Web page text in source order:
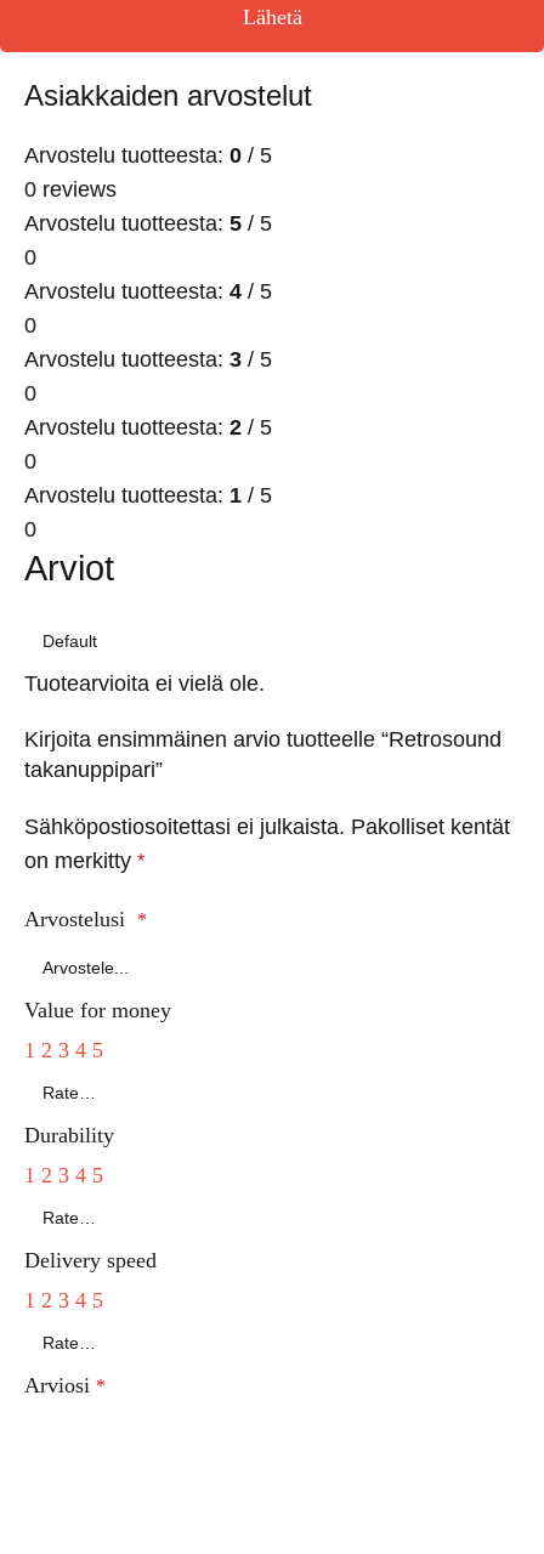
Lähetä
Asiakkaiden arvostelut
Arvostelu tuotteesta: 0 / 5
0 reviews
Arvostelu tuotteesta: 5 / 5
0
Arvostelu tuotteesta: 4 / 5
0
Arvostelu tuotteesta: 3 / 5
0
Arvostelu tuotteesta: 2 / 5
0
Arvostelu tuotteesta: 1 / 5
0
Arviot
Tuotearvioita ei vielä ole.
Kirjoita ensimmäinen arvio tuotteelle “Retrosound
takanuppipari”
Sähköpostiosoitettasi ei julkaista. Pakolliset kentät
on merkitty *
Arvostelusi *
Value for money
1 2 3 4 5
Durability
1 2 3 4 5
Delivery speed
1 2 3 4 5
Arviosi *